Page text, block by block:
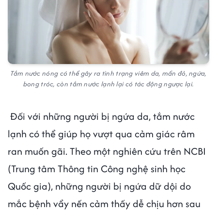
Tắm nước nóng có thể gây ra tình trạng viêm da, mẩn đỏ, ngứa,
bong tróc, còn tắm nước lạnh lại có tác động ngược lại.
Đối với những người bị ngứa da, tắm nước
lạnh có thể giúp họ vượt qua cảm giác râm
ran muốn gãi. Theo một nghiên cứu trên NCBI
(Trung tâm Thông tin Công nghệ sinh học
Quốc gia), những người bị ngứa dữ dội do
mắc bệnh vẩy nến cảm thấy dễ chịu hơn sau